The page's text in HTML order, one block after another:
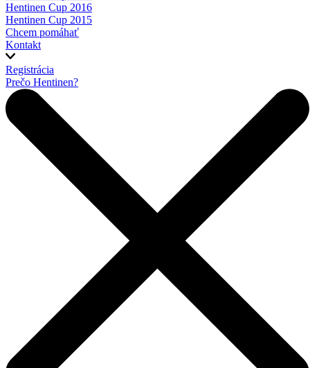
Hentinen Cup 2016
Hentinen Cup 2015
Chcem pomáhať
Kontakt
Registrácia
Prečo Hentinen?